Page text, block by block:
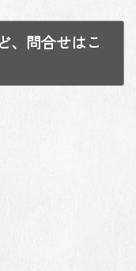
、問合せはこ